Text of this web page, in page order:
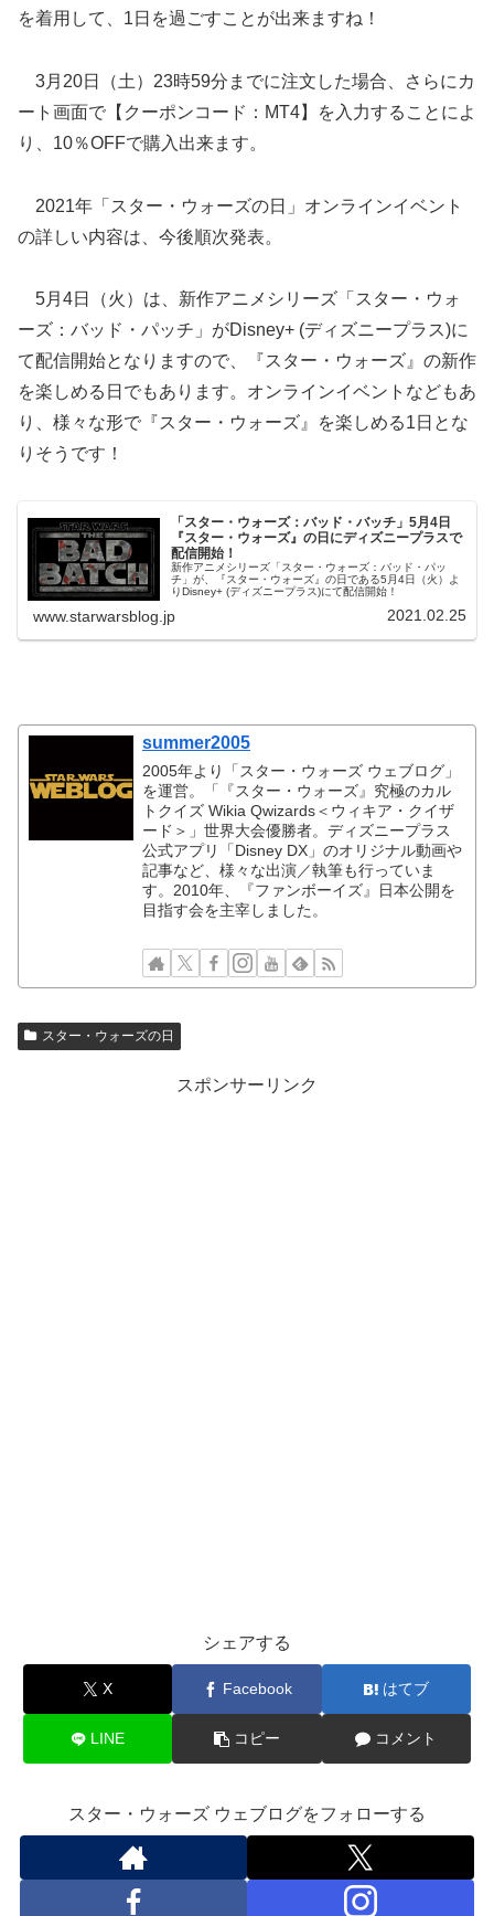
を着用して、1日を過ごすことが出来ますね！
3月20日（土）23時59分までに注文した場合、さらにカ
ート画面で【クーポンコード：MT4】を入力することによ
り、10％OFFで購入出来ます。
2021年「スター・ウォーズの日」オンラインイベント
の詳しい内容は、今後順次発表。
5月4日（火）は、新作アニメシリーズ「スター・ウォ
ーズ：バッド・パッチ」がDisney+ (ディズニープラス)に
て配信開始となりますので、『スター・ウォーズ』の新作
を楽しめる日でもあります。オンラインイベントなどもあ
り、様々な形で『スター・ウォーズ』を楽しめる1日とな
りそうです！
「スター・ウォーズ：バッド・バッチ」5月4日
『スター・ウォーズ』の日にディズニープラスで
配信開始！
新作アニメシリーズ「スター・ウォーズ：バッド・パッ
チ」が、『スター・ウォーズ』の日である5月4日（火）よ
りDisney+ (ディズニープラス)にて配信開始！
www.starwarsblog.jp 2021.02.25
summer2005
2005年より「スター・ウォーズ ウェブログ」
を運営。「『スター・ウォーズ』究極のカル
トクイズ Wikia Qwizards＜ウィキア・クイザ
ード＞」世界大会優勝者。ディズニープラス
公式アプリ「Disney DX」のオリジナル動画や
記事など、様々な出演／執筆も行っていま
す。2010年、『ファンボーイズ』日本公開を
目指す会を主宰しました。
スター・ウォーズの日
スポンサーリンク
シェアする
X Facebook はてブ
LINE コピー コメント
スター・ウォーズ ウェブログをフォローする